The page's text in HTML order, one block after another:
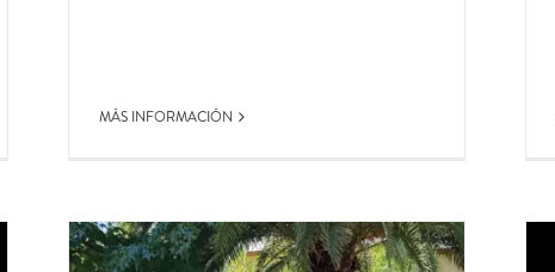
MÁS INFORMACIÓN